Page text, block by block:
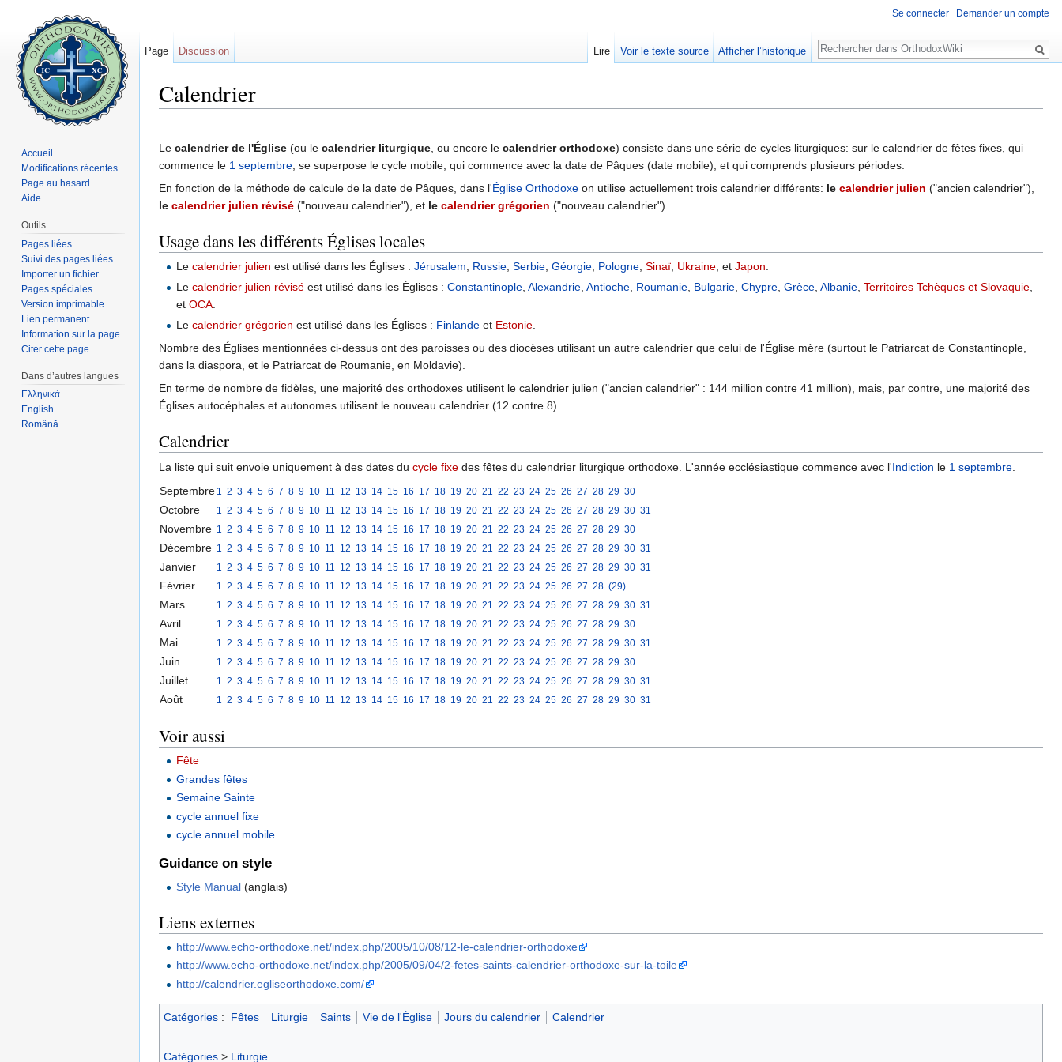
Calendrier
Le calendrier de l'Église (ou le calendrier liturgique, ou encore le calendrier orthodoxe) consiste dans une série de cycles liturgiques: sur le calendrier de fêtes fixes, qui
commence le 1 septembre, se superpose le cycle mobile, qui commence avec la date de Pâques (date mobile), et qui comprends plusieurs périodes.
En fonction de la méthode de calcule de la date de Pâques, dans l'Église Orthodoxe on utilise actuellement trois calendrier différents: le calendrier julien ("ancien calendrier"),
le calendrier julien révisé ("nouveau calendrier"), et le calendrier grégorien ("nouveau calendrier").
Usage dans les différents Églises locales
Lecalendrier julien est utilisé dans les Églises :Jérusalem Russie ,Serbie ,Géorgie Pologne ,Sinaï Ukraine , etJapon
Lecalendrier julien révisé est utilisé dans les Églises :Constantinople ,Alexandrie ,Antioche Roumanie Bulgarie ,Chypre ,Grèce ,Albanie ,Territoires Tchèques et Slovaquie
etOCA
Lecalendrier grégorien est utilisé dans les Églises : Finlande et Estonie
Nombre des Églises mentionnées ci-dessus ont des paroisses ou des diocèses utilisant un autre calendrier que celui de l'Église mère (surtout le Patriarcat de Constantinople,
dans la diaspora, et le Patriarcat de Roumanie, en Moldavie).
En terme de nombre de fidèles, une majorité des orthodoxes utilisent le calendrier julien ("ancien calendrier" : 144 million contre 41 million), mais, par contre, une majorité des
Églises autocéphales et autonomes utilisent le nouveau calendrier (12 contre 8).
Calendrier
La liste qui suit envoie uniquement à des dates du cycle fixe des fêtes du calendrier liturgique orthodoxe. L'année ecclésiastique commence avec l'Indiction le 1 septembre
Septembre 1 2 3 4 5 6 7 8 9 10 11 12 13 14 15 16 17 18 19 20 21 22 23 24 25 26 27 28 29 30
Octobre 1 2 3 4 5 6 7 8 9 10 11 12 13 14 15 16 17 18 19 20 21 22 23 24 25 26 27 28 29 30 31
Novembre 1 2 3 4 5 6 7 8 9 10 11 12 13 14 15 16 17 18 19 20 21 22 23 24 25 26 27 28 29 30
Décembre 1 2 3 4 5 6 7 8 9 10 11 12 13 14 15 16 17 18 19 20 21 22 23 24 25 26 27 28 29 30 31
Janvier 1 2 3 4 5 6 7 8 9 10 11 12 13 14 15 16 17 18 19 20 21 22 23 24 25 26 27 28 29 30 31
Février 1 2 3 4 5 6 7 8 9 10 11 12 13 14 15 16 17 18 19 20 21 22 23 24 25 26 27 28 (29)
Mars 1 2 3 4 5 6 7 8 9 10 11 12 13 14 15 16 17 18 19 20 21 22 23 24 25 26 27 28 29 30 31
Avril 1 2 3 4 5 6 7 8 9 10 11 12 13 14 15 16 17 18 19 20 21 22 23 24 25 26 27 28 29 30
Mai 1 2 3 4 5 6 7 8 9 10 11 12 13 14 15 16 17 18 19 20 21 22 23 24 25 26 27 28 29 30 31
Juin 1 2 3 4 5 6 7 8 9 10 11 12 13 14 15 16 17 18 19 20 21 22 23 24 25 26 27 28 29 30
Juillet 1 2 3 4 5 6 7 8 9 10 11 12 13 14 15 16 17 18 19 20 21 22 23 24 25 26 27 28 29 30 31
Août 1 2 3 4 5 6 7 8 9 10 11 12 13 14 15 16 17 18 19 20 21 22 23 24 25 26 27 28 29 30 31
Voir aussi
Fête
Grandes fêtes
Semaine Sainte
cycle annuel fixe
cycle annuel mobile
Guidance on style
Style Manual (anglais)
Liens externes
http://www.echo-orthodoxe.net/index.php/2005/10/08/12-le-calendrier-orthodoxe
http://www.echo-orthodoxe.net/index.php/2005/09/04/2-fetes-saints-calendrier-orthodoxe-sur-la-toile
http://calendrier.egliseorthodoxe.com/
Catégories : Fêtes Liturgie Saints Vie de l'Église Jours du calendrier Calendrier
Catégories > Liturgie
Se connecter Demander un compte
Page Discussion Lire Voir le texte source Afficher l’historique
Rechercher
Accueil
Modifications récentes
Page au hasard
Aide
Outils
Pages liées
Suivi des pages liées
Importer un fichier
Pages spéciales
Version imprimable
Lien permanent
Information sur la page
Citer cette page
Dans d’autres langues
Ελληνικά
English
Română